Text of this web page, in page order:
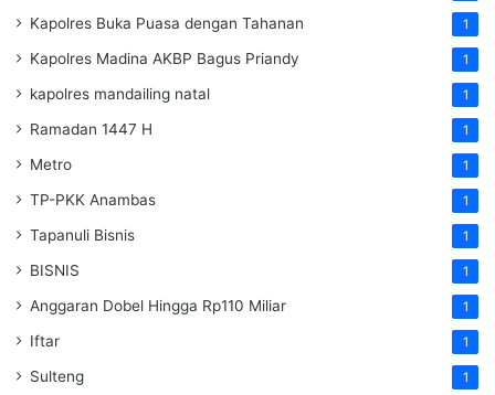
Kapolres Buka Puasa dengan Tahanan 1
Kapolres Madina AKBP Bagus Priandy 1
kapolres mandailing natal 1
Ramadan 1447 H 1
Metro 1
TP-PKK Anambas 1
Tapanuli Bisnis 1
BISNIS 1
Anggaran Dobel Hingga Rp110 Miliar 1
Iftar 1
Sulteng 1